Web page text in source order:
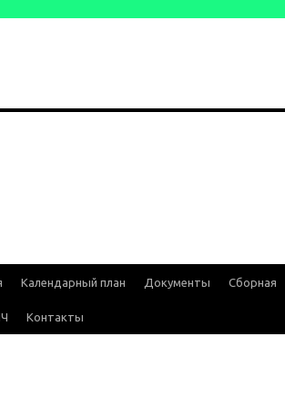
Календарный план Документы Сборная
Контакты